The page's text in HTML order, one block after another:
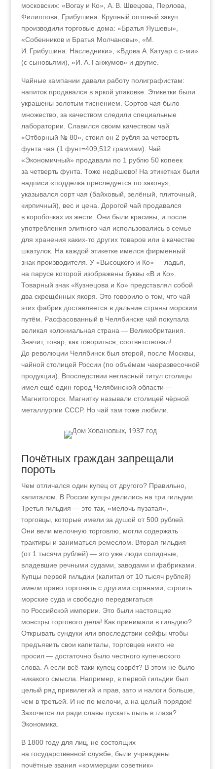
московских: «Вогау и Ко», А. В. Швецова, Перлова,
Филиппова, Грибушина. Крупный оптовый закуп
производили торговые дома: «Братья Яушевы»,
«Собенников и Братья Молчановы», «М.
И. Грибушина. Наследники», «Вдова А. Катуар с с-ми»
(с сыновьями), «И. А. Ганжумов» и другие.
Чайные кампании давали работу полиграфистам:
напиток продавался в яркой упаковке. Этикетки были
украшены золотым тиснением. Сортов чая было
множество, за качеством следили специальные
лаборатории. Славился своим качеством чай
«Отборный № 80», стоил он 2 рубля за четверть
фунта чая (1 фунт=409,512 граммам). Чай
«Экономичный» продавали по 1 рублю 50 копеек
за четверть фунта. Тоже недёшево! На этикетках были
надписи «подделка преследуется по закону»,
указывался сорт чая (байховый, зелёный, плиточный,
кирпичный), вес и цена. Дорогой чай продавался
в коробочках из жести. Они были красивы, и после
употребления элитного чая использовались в семье
для хранения каких-то других товаров или в качестве
шкатулок. На каждой этикетке имелся фирменный
знак производителя. У «Высоцкого и Ко» — ладья,
на парусе которой изображены буквы «В и Ко».
Товарный знак «Кузнецова и Ко» представлял собой
два скрещённых якоря. Это говорило о том, что чай
этих фабрик доставляется в дальние страны морским
путём. Расфасованный в Челябинске чай покупала
великая колониальная страна — Великобритания.
Значит, товар, как говориться, соответствовал!
До революции Челябинск был второй, после Москвы,
чайной столицей России (по объёмам чаеразвесочной
продукции). Впоследствии негласный титул столицы
имел ещё один город Челябинской области —
Магнитогорск. Магнитку называли столицей чёрной
металлургии СССР. Но чай там тоже любили.
Почётных граждан запрещали
пороть
Чем отличался один купец от другого? Правильно,
капиталом. В России купцы делились на три гильдии.
Третья гильдия —это так, «мелочь пузатая»,
торговцы, которые имели за душой от 500 рублей.
Они вели мелочную торговлю, могли содержать
трактиры и заниматься ремеслом. Вторая гильдия
(от 1 тысячи рублей) — это уже люди солидные,
владевшие речными судами, заводами и фабриками.
Купцы первой гильдии (капитал от 10 тысяч рублей)
имели право торговать с другими странами, строить
морские суда и свободно передвигаться
по Российской империи. Это были настоящие
монстры торгового дела! Как принимали в гильдию?
Открывать сундуки или впоследствии сейфы чтобы
предъявить свои капиталы, торговцев никто не
просил — достаточно было честного купеческого
слова. А если всё-таки купец соврёт? В этом не было
никакого смысла. Например, в первой гильдии был
целый ряд привилегий и прав, зато и налоги больше,
чем в третьей. И не по мелочи, а на целый порядок!
Захочется ли ради славы пускать пыль в глаза?
Экономика.
В 1800 году для лиц, не состоящих
на государственной службе, были учреждены
почётные звания «коммерции советник»